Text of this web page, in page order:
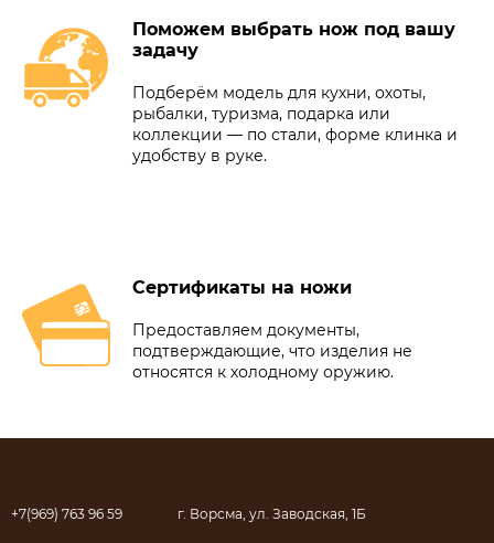
Поможем выбрать нож под вашу
задачу
Подберём модель для кухни, охоты,
рыбалки, туризма, подарка или
коллекции — по стали, форме клинка и
удобству в руке.
Сертификаты на ножи
Предоставляем документы,
подтверждающие, что изделия не
относятся к холодному оружию.
+7(969) 763 96 59 г. Ворсма, ул. Заводская, 1Б